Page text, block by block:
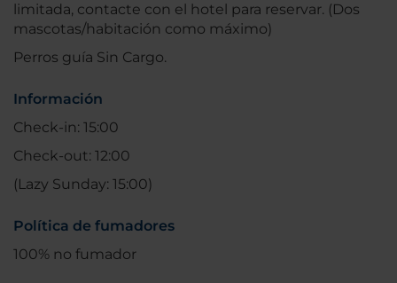
limitada, contacte con el hotel para reservar. (Dos
mascotas/habitación como máximo)
Perros guía Sin Cargo.
Información
Check-in: 15:00
Check-out: 12:00
(Lazy Sunday: 15:00)
Política de fumadores
100% no fumador